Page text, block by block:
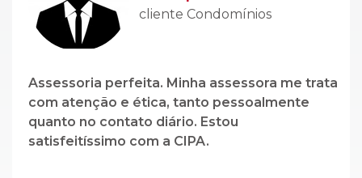
cliente Condomínios
Assessoria perfeita. Minha assessora me trata
com atenção e ética, tanto pessoalmente
quanto no contato diário. Estou
satisfeitíssimo com a CIPA.